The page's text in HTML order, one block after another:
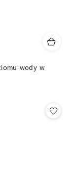
wody w